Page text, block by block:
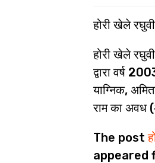
होरी खेले
होरी खेले
द्वारा वर्ष
याग्निक,
राम का अवध
The post
appeared